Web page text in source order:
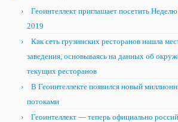
Геоинтеллект приглашает посетить
2019
Как сеть грузинских ресторанов нашла
заведения, основываясь на данных об
текущих ресторанов
В Геоинтеллекте появился новый
потоками
Геоинтеллект — теперь официально